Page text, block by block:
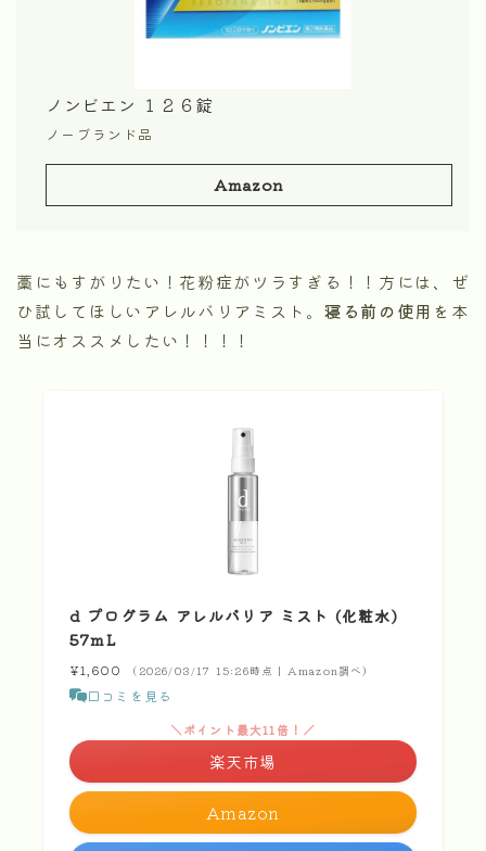
ノンビエン １２６錠
ノーブランド品
Amazon
藁にもすがりたい！花粉症がツラすぎる！！方には、ぜ
ひ試してほしいアレルバリアミスト。 寝る前の使用 を本
当にオススメしたい！！！！
d プログラム アレルバリア ミスト (化粧水)
57mL
¥1,600 （2026/03/17 15:26時点 | Amazon調べ）
口コミを見る
Amazon
＼ポイント最大11倍！／
楽天市場